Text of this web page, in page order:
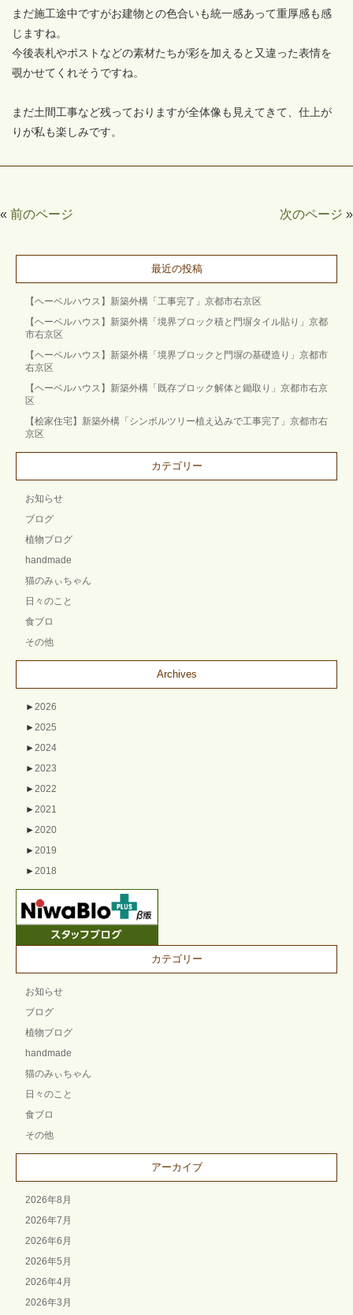
まだ施工途中ですがお建物との色合いも統一感あって重厚感も感
じますね。
今後表札やポストなどの素材たちが彩を加えると又違った表情を
覗かせてくれそうですね。
まだ土間工事など残っておりますが全体像も見えてきて、仕上が
りが私も楽しみです。
« 前のページ 次のページ »
最近の投稿
【ヘーベルハウス】新築外構「工事完了」京都市右京区
【ヘーベルハウス】新築外構「境界ブロック積と門塀タイル貼り」京都
市右京区
【ヘーベルハウス】新築外構「境界ブロックと門塀の基礎造り」京都市
右京区
【ヘーベルハウス】新築外構「既存ブロック解体と鋤取り」京都市右京
区
【桧家住宅】新築外構「シンボルツリー植え込みで工事完了」京都市右
京区
カテゴリー
お知らせ
ブログ
植物ブログ
handmade
猫のみぃちゃん
日々のこと
食ブロ
その他
Archives
►2026
►2025
►2024
►2023
►2022
►2021
►2020
►2019
►2018
カテゴリー
お知らせ
ブログ
植物ブログ
handmade
猫のみぃちゃん
日々のこと
食ブロ
その他
アーカイブ
2026年8月
2026年7月
2026年6月
2026年5月
2026年4月
2026年3月